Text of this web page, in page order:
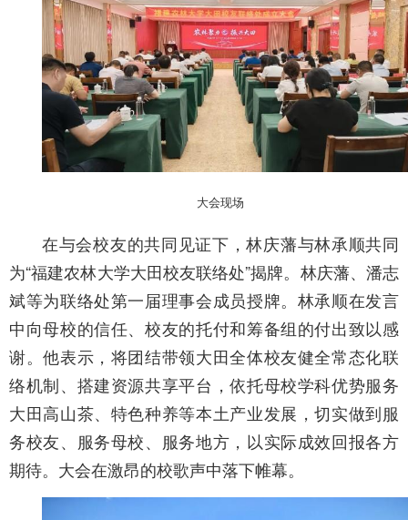
大会现场
在与会校友的共同见证下，林庆藩与林承顺共同
为“福建农林大学大田校友联络处”揭牌。林庆藩、潘志
斌等为联络处第一届理事会成员授牌。林承顺在发言
中向母校的信任、校友的托付和筹备组的付出致以感
谢。他表示，将团结带领大田全体校友健全常态化联
络机制、搭建资源共享平台，依托母校学科优势服务
大田高山茶、特色种养等本土产业发展，切实做到服
务校友、服务母校、服务地方，以实际成效回报各方
期待。大会在激昂的校歌声中落下帷幕。